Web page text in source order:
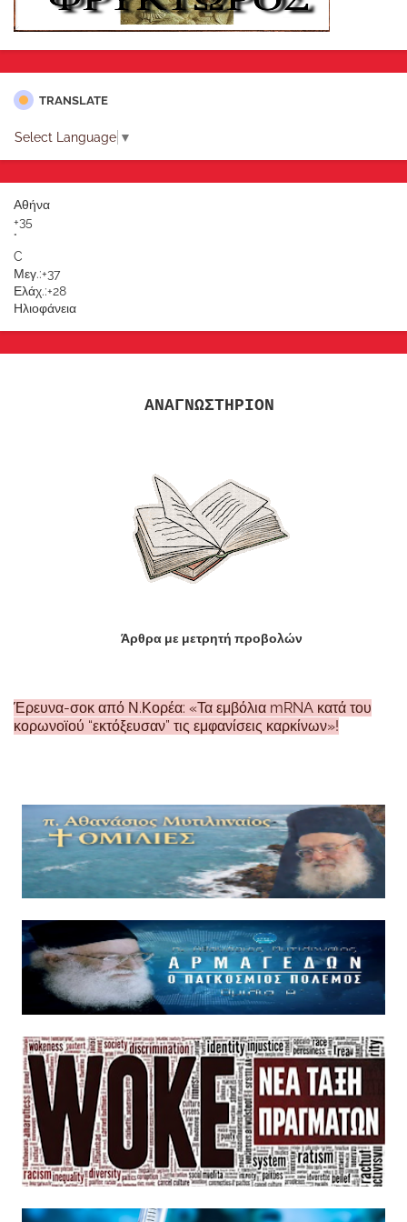
TRANSLATE
Select Language ▼
Αθήνα
+35
°
C
Μεγ.:+37
Ελάχ.:+28
Ηλιοφάνεια
ΑΝΑΓΝΩΣΤΗΡΙΟΝ
Άρθρα με μετρητή προβολών
Έρευνα-σοκ από Ν.Κορέα: «Τα εμβόλια mRNA κατά του
κορωνοϊού “εκτόξευσαν” τις εμφανίσεις καρκίνων»!